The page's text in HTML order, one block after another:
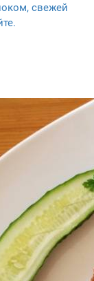
свежей